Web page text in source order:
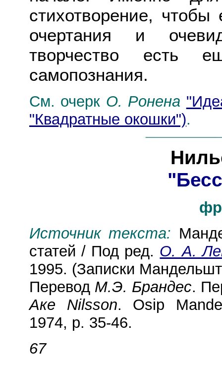
стихотворение,
очертания и
творчество
самопознания.
См. очерк О. Ронена
"Квадратные окошки").
Источник текста:
статей / Под ред. О. А.
1995. (Записки
Перевод М.Э. Брандес.
Аке Nilsson. Osip
1974, p. 35-46.
67